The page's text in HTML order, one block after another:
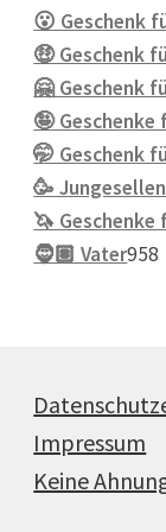
😮 Geschenk
🤑 Geschenk
🤗 Geschenk
🤪 Geschenke
🤭 Geschenk
🥳
🦄 Geschenke
🧔🏽 Vater958
Impressum
Keine